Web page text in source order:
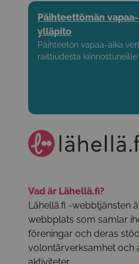
Päihteettömän
ylläpito
Päihteetön vapaa-aika
raittiudesta
Vad är Lähellä.fi?
Lähellä.fi -webbtjänsten
webbplats som samlar
föreningar och deras
volontärverksamhet och